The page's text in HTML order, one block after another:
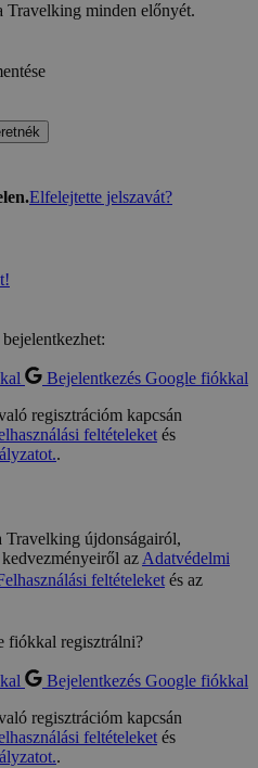
Travelking minden előnyét.
Elfelejtette jelszavát?
Bejelentkezés Google fiókkal
regisztrációm kapcsán
feltételeketés
.
Travelking újdonságairól,
azAdatvédelmi
feltételeketés az
fiókkal regisztrálni?
Bejelentkezés Google fiókkal
regisztrációm kapcsán
feltételeketés
.